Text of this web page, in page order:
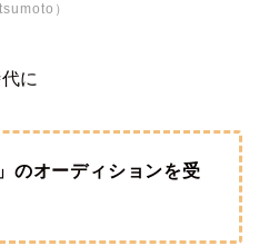
）
に
のオーディションを受